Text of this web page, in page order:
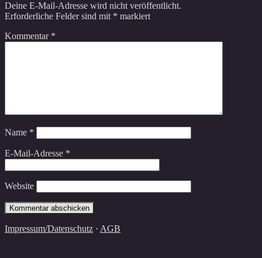
Deine E-Mail-Adresse wird nicht veröffentlicht.
Erforderliche Felder sind mit * markiert
Kommentar *
Name *
E-Mail-Adresse *
Website
Impressum/Datenschutz · AGB